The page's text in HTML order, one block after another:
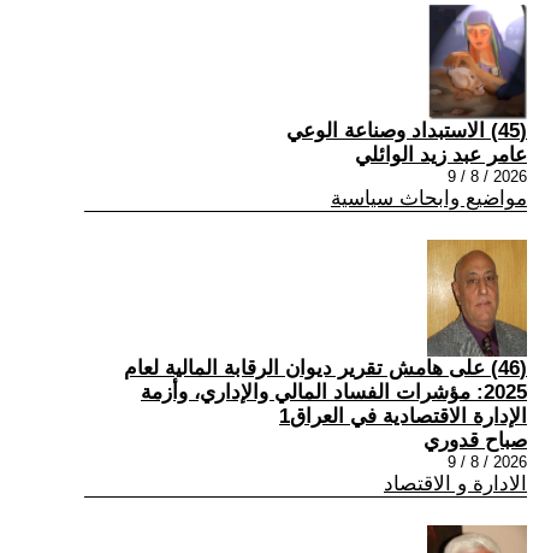
(45) الاستبداد وصناعة الوعي
عامر عبد زيد الوائلي
2026 / 8 / 9
مواضيع وابحاث سياسية
(46) على هامش تقرير ديوان الرقابة المالية لعام
2025: مؤشرات الفساد المالي والإداري، وأزمة
الإدارة الاقتصادية في العراق1
صباح قدوري
2026 / 8 / 9
الادارة و الاقتصاد